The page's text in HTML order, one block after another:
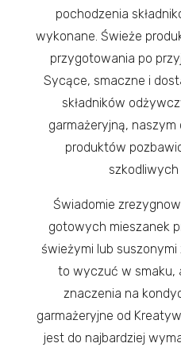
pochodzenia
wykonane. Świeże
przygotowania po
Sycące, smaczne i
składników
garmażeryjną, naszym
produktów
szkodliwych
Świadomie
gotowych mieszanek
świeżymi lub suszonymi
to wyczuć w smaku,
znaczenia na
garmażeryjne od
jest do najbardziej